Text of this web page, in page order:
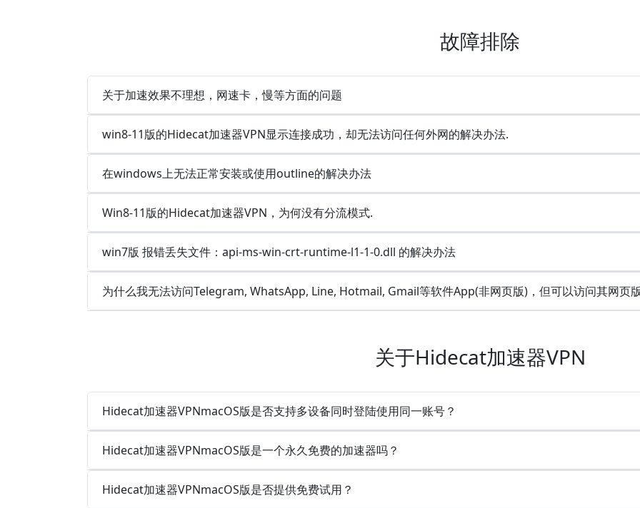
故障排除
关于加速效果不理想，网速卡，慢等方面的问题
win8-11版的Hidecat加速器VPN显示连接成功，却无法访问任何外网的解决办法.
在windows上无法正常安装或使用outline的解决办法
Win8-11版的Hidecat加速器VPN，为何没有分流模式.
win7版 报错丢失文件：api-ms-win-crt-runtime-l1-1-0.dll 的解决办法
为什么我无法访问Telegram, WhatsApp, Line, Hotmail, Gmail等软件App(非网页版)，但可以访问其网页
关于Hidecat加速器VPN
Hidecat加速器VPNmacOS版是否支持多设备同时登陆使用同一账号？
Hidecat加速器VPNmacOS版是一个永久免费的加速器吗？
Hidecat加速器VPNmacOS版是否提供免费试用？